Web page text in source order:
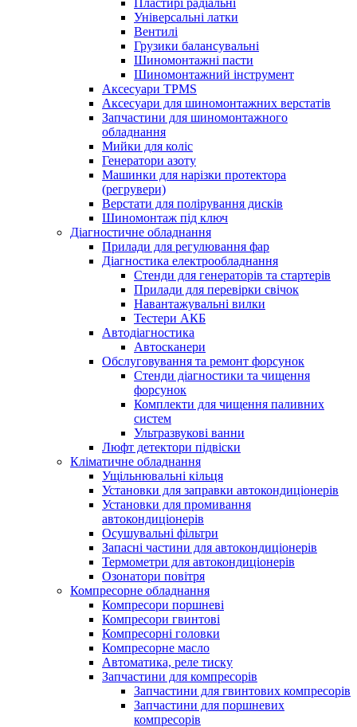
Пластирі радіальні
Універсальні латки
Вентилі
Грузики балансувальні
Шиномонтажні пасти
Шиномонтажний інструмент
Аксесуари TPMS
Аксесуари для шиномонтажних верстатів
Запчастини для шиномонтажного
обладнання
Мийки для коліс
Генератори азоту
Машинки для нарізки протектора
(регрувери)
Верстати для полірування дисків
Шиномонтаж під ключ
Діагностичне обладнання
Прилади для регулювання фар
Діагностика електрообладнання
Стенди для генераторів та стартерів
Прилади для перевірки свічок
Навантажувальні вилки
Тестери АКБ
Автодіагностика
Автосканери
Обслуговування та ремонт форсунок
Стенди діагностики та чищення
форсунок
Комплекти для чищення паливних
систем
Ультразвукові ванни
Люфт детектори підвіски
Кліматичне обладнання
Ущільнювальні кільця
Установки для заправки автокондиціонерів
Установки для промивання
автокондиціонерів
Осушувальні фільтри
Запасні частини для автокондиціонерів
Термометри для автокондиціонерів
Озонатори повітря
Компресорне обладнання
Компресори поршневі
Компресори гвинтові
Компресорні головки
Компресорне масло
Автоматика, реле тиску
Запчастини для компресорів
Запчастини для гвинтових компресорів
Запчастини для поршневих
компресорів